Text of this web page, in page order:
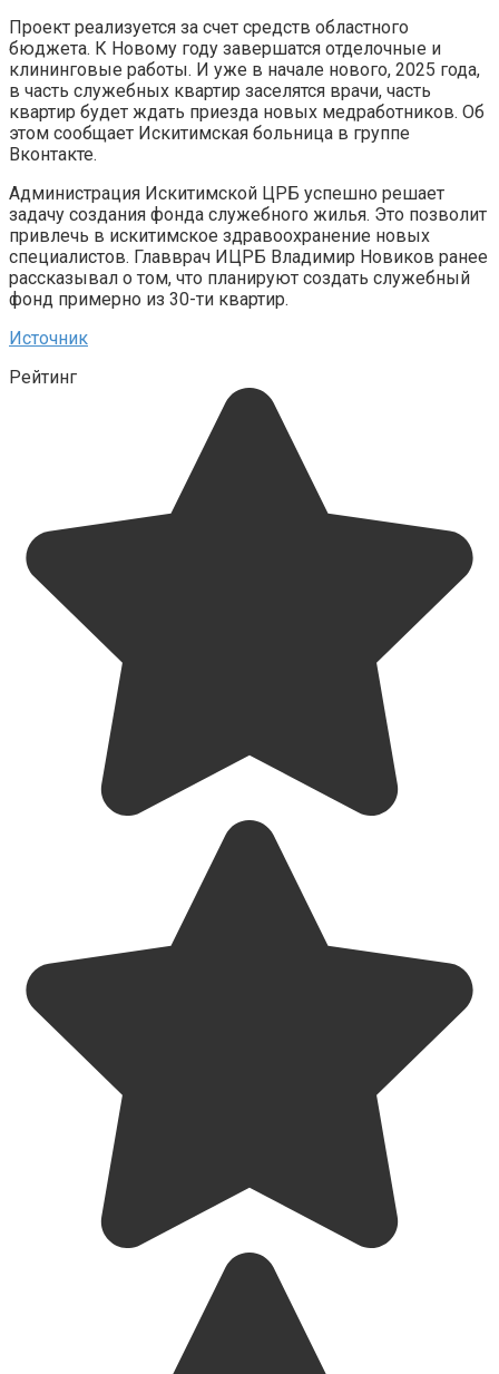
Проект реализуется за счет средств областного
бюджета. К Новому году завершатся отделочные и
клининговые работы. И уже в начале нового, 2025 года,
в часть служебных квартир заселятся врачи, часть
квартир будет ждать приезда новых медработников. Об
этом сообщает Искитимская больница в группе
Вконтакте.
Администрация Искитимской ЦРБ успешно решает
задачу создания фонда служебного жилья. Это позволит
привлечь в искитимское здравоохранение новых
специалистов. Главврач ИЦРБ Владимир Новиков ранее
рассказывал о том, что планируют создать служебный
фонд примерно из 30-ти квартир.
Источник
Рейтинг